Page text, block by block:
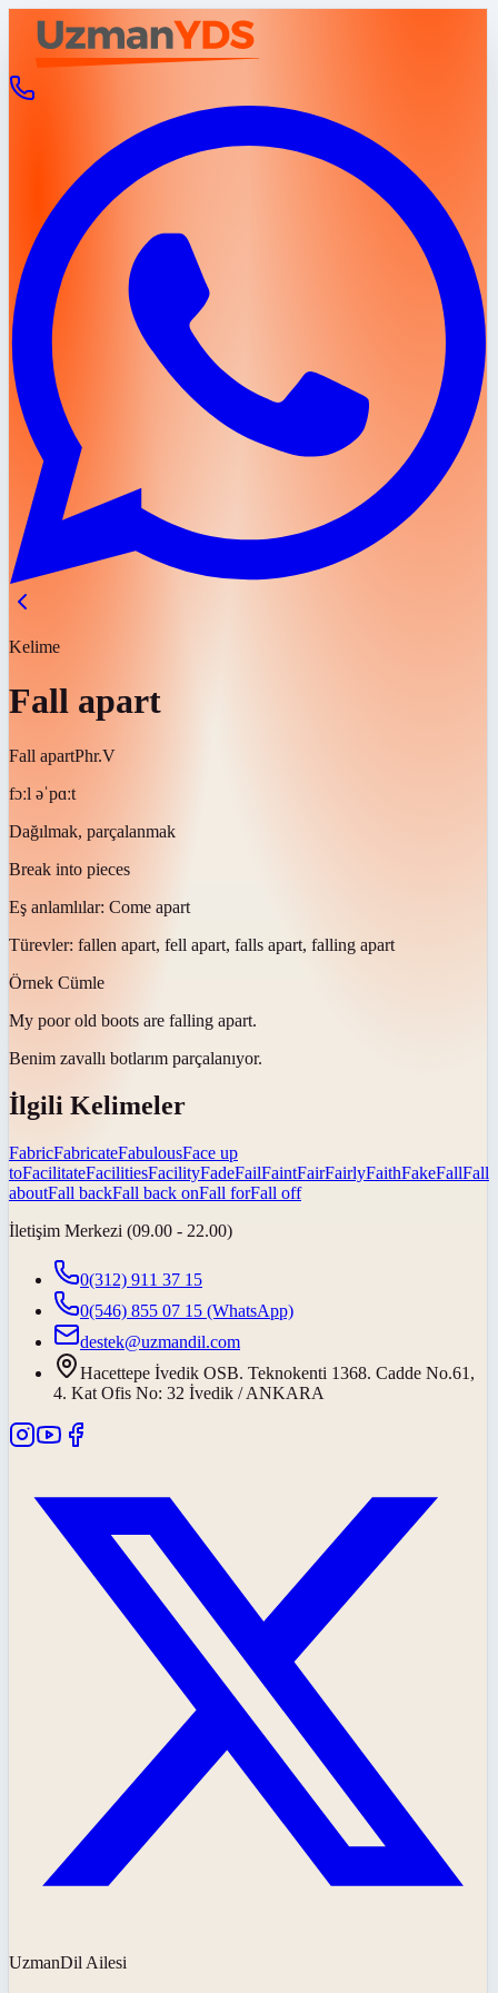
Kelime
Fall apart
Fall apartPhr.V
fɔːl əˈpɑːt
Dağılmak, parçalanmak
Break into pieces
Eş anlamlılar: Come apart
Türevler: fallen apart, fell apart, falls apart, falling apart
Örnek Cümle
My poor old boots are falling apart.
Benim zavallı botlarım parçalanıyor.
İlgili Kelimeler
FabricFabricateFabulousFace up
toFacilitateFacilitiesFacilityFadeFailFaintFairFairlyFaithFakeFallFall
aboutFall backFall back onFall forFall off
İletişim Merkezi (09.00 - 22.00)
0(312) 911 37 15
0(546) 855 07 15 (WhatsApp)
destek@uzmandil.com
Hacettepe İvedik OSB. Teknokenti 1368. Cadde No.61,
4. Kat Ofis No: 32 İvedik / ANKARA
UzmanDil Ailesi